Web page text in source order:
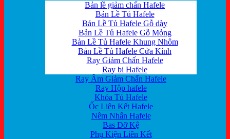
Bản lề giảm chấn Hafele
Bản Lề Tủ Hafele
Bản Lề Tủ Hafele Gỗ dày
Bản Lề Tủ Hafele Gỗ Mỏng
Bản Lề Tủ Hafele Khung Nhôm
Bản Lề Tủ Hafele Cửa Kính
Ray Giảm Chấn Hafele
Ray bi Hafele
Ray Âm Giảm Chấn Hafele
Ray Hộp hafele
Khóa Tủ Hafele
Ốc Liên Kết Hafele
Nêm Nhấn Hafele
Bas Đỡ Kệ
Phụ Kiện Liên Kết